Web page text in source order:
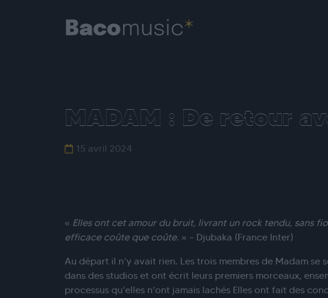
MADAM : De retour
15 avril 2024
« Elles ont cet amour du bruit, livrant un rock tendu, sans
efficace coûte que coûte. » – Djubaka (France Inter)
Au départ il n’y avait rien. Les trois membres de Madam se
dans des studios et ont écrit leurs premiers morceaux,
processus qu’elles n’ont jamais lachés Elles ont fait des